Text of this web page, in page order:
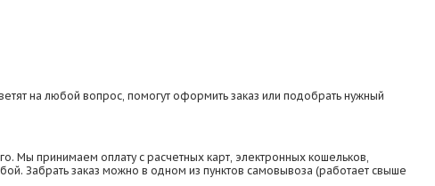
на любой вопрос, помогут оформить заказ или подобрать нужный
Мы принимаем оплату с расчетных карт, электронных кошельков,
Забрать заказ можно в одном из пунктов самовывоза (работает свыше